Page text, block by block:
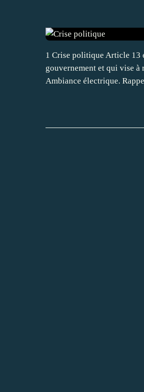
1 Crise politique Article 13
gouvernement et qui vise à
Ambiance électrique.